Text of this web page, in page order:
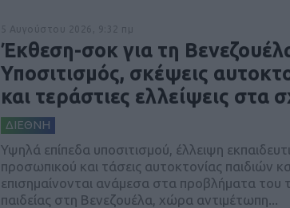
Έκθεση-σοκ για τη
Υποσιτισμός, σκέψεις
και τεράστιες ελλείψεις στα
ΔΙΕΘΝΗ
Υψηλά επίπεδα υποσιτισμού, έλλειψη
προσωπικού και τάσεις αυτοκτονίας παιδιών
επισημαίνονται ανάμεσα στα προβλήματα του
παιδείας στη Βενεζουέλα, χώρα αντιμέτωπη...